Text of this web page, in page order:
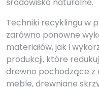
Techniki recyklingu w
zarówno ponowne
materiałów, jak i
produkcji, które
drewno pochodzące z
meble, drewniane